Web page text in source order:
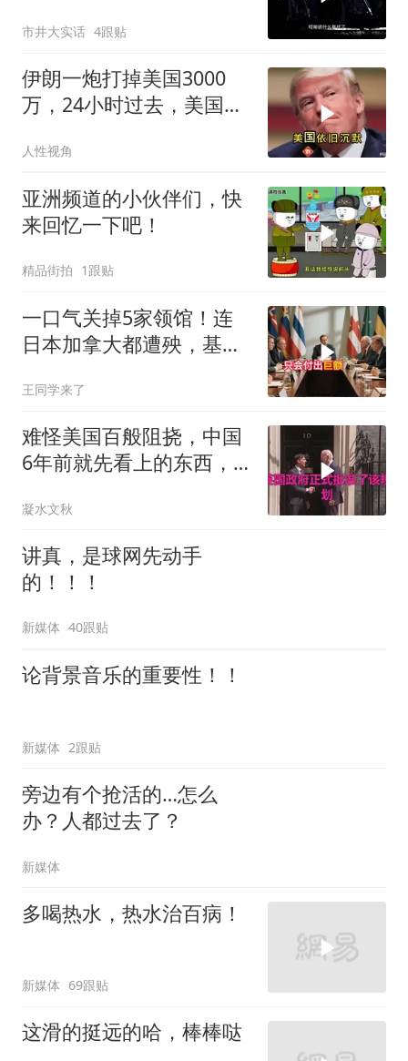
祖庙
市井大实话 4跟贴
伊朗一炮打掉美国3000
万，24小时过去，美国依
人性视角
亚洲频道的小伙伴们，快
来回忆一下吧！
精品街拍 1跟贴
一口气关掉5家领馆！连
日本加拿大都遭殃，基辛
王同学来了
难怪美国百般阻挠，中国
6年前就先看上的东西，
凝水文秋
讲真，是球网先动手
的！！！
新媒体 40跟贴
论背景音乐的重要性！！
新媒体 2跟贴
旁边有个抢活的…怎么
办？人都过去了？
新媒体
多喝热水，热水治百病！
新媒体 69跟贴
这滑的挺远的哈，棒棒哒